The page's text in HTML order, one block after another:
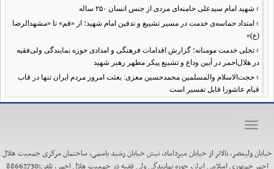
› شهید امام سیدعلی خامنه‌ای مردی از جنس انسان ۲۵۰ ساله
› امتداد حماسه‌ی خدمت در مسیر تشییع و تدفین امام شهید؛ از «قم» تا «مشهدالرضا
(ع)»
› تجلی خدمت مومنانه؛ گزارش اقدامات فرهنگی و امدادی حوزه نمایندگی ولی‌فقیه
در هلال‌احمر در آیین وداع و تشییع پیکر مطهر رهبر شهید
› حجت‌الاسلام والمسلمین محمدحسین معزی: بعثت امروز مردم ایران تنها در قاب
قیام عاشورا قابل تفسیر است
›آمادگی همه‌جانبه معاونت فرهنگی حوزه نمایندگی ولی‌فقیه هلال‌احمر برای
›طنین نوای حسینی در ساختمان صلح؛ ویژه‌برنامه‌های عزاداری دهه اول محرم در
› نماینده ولی‌فقیه در هلال‌احمر: حراست اثرگذار، پشتوانه سرمایه اجتماعی است /
Toggle
خیابان ولیعصر، بالاتر از خیابان میرداماد، نبش خیابان رشید یاسمی، ساختمان مرکزی جمعیت هلال